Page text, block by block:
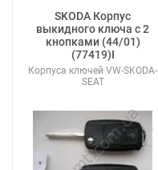
SKODA Корпус
выкидного ключа с 2
кнопками (44/01)
(77419)I
Корпуса ключей VW-SKODA-
SEAT